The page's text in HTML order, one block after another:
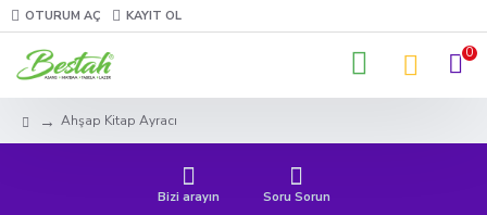
OTURUM AÇ KAYIT OL
0
Ahşap Kitap Ayracı
Bizi arayın Soru Sorun